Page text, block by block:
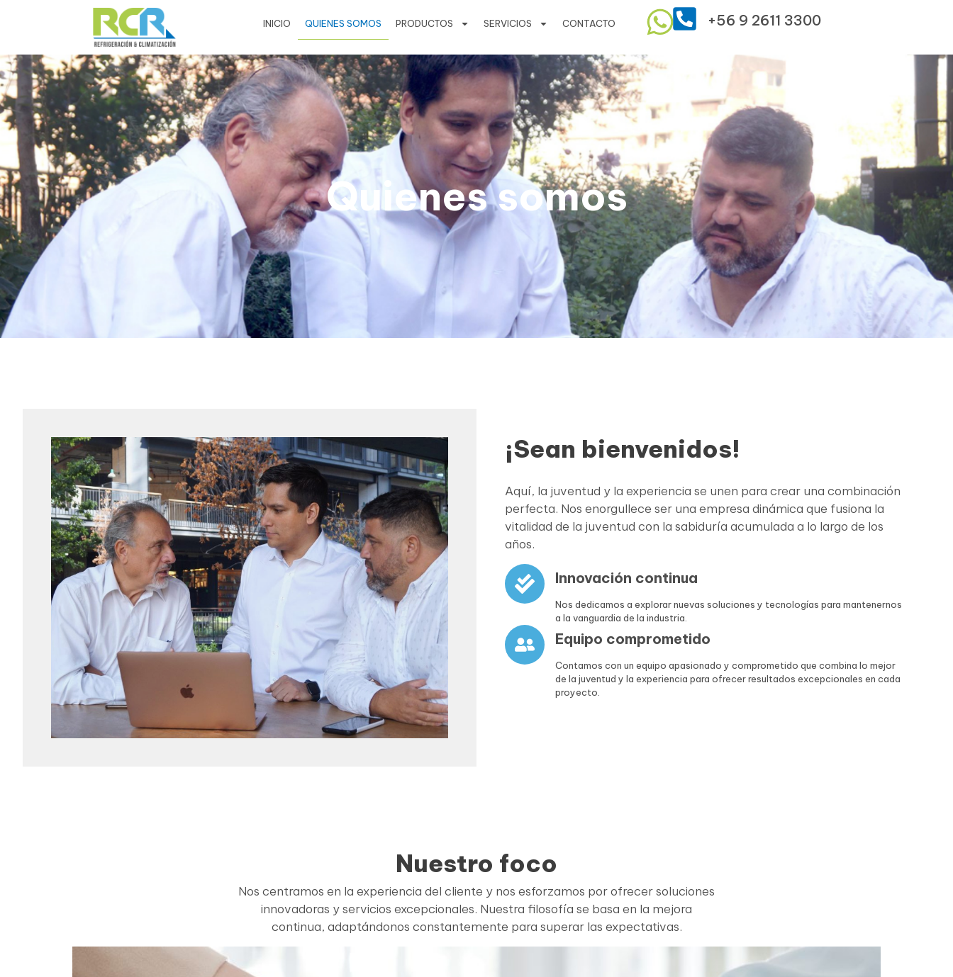
INICIO QUIENES SOMOS PRODUCTOS SERVICIOS CONTACTO +56 9 2611 3300
Quienes somos
¡Sean bienvenidos!
Aquí, la juventud y la experiencia se unen para crear una combinación
perfecta. Nos enorgullece ser una empresa dinámica que fusiona la
vitalidad de la juventud con la sabiduría acumulada a lo largo de los
años.
Innovación continua
Nos dedicamos a explorar nuevas soluciones y tecnologías para mantenernos
a la vanguardia de la industria.
Equipo comprometido
Contamos con un equipo apasionado y comprometido que combina lo mejor
de la juventud y la experiencia para ofrecer resultados excepcionales en cada
proyecto.
Nuestro foco
Nos centramos en la experiencia del cliente y nos esforzamos por ofrecer soluciones
innovadoras y servicios excepcionales. Nuestra filosofía se basa en la mejora
continua, adaptándonos constantemente para superar las expectativas.